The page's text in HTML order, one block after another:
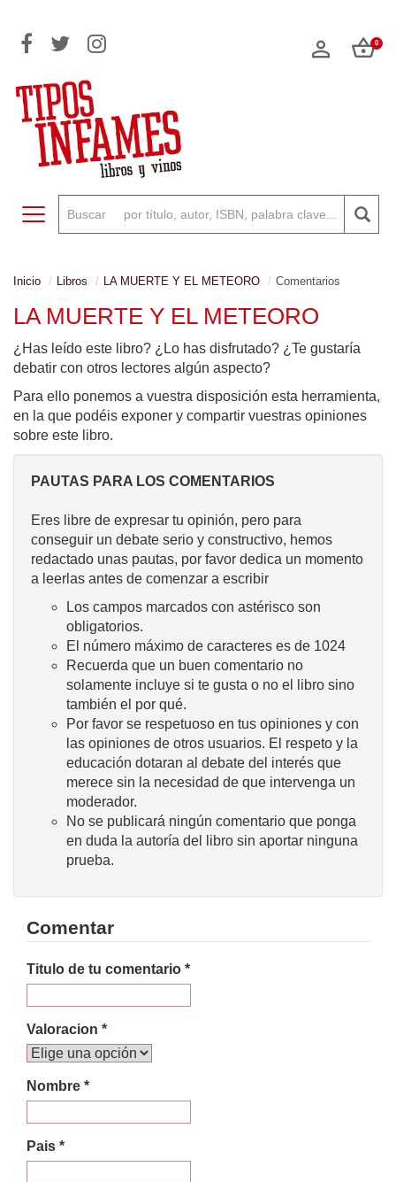
0
Toggle navigation
Inicio Libros LA MUERTE Y EL METEORO Comentarios
LA MUERTE Y EL METEORO
¿Has leído este libro? ¿Lo has disfrutado? ¿Te gustaría
debatir con otros lectores algún aspecto?
Para ello ponemos a vuestra disposición esta herramienta,
en la que podéis exponer y compartir vuestras opiniones
sobre este libro.
PAUTAS PARA LOS COMENTARIOS
Eres libre de expresar tu opinión, pero para
conseguir un debate serio y constructivo, hemos
redactado unas pautas, por favor dedica un momento
a leerlas antes de comenzar a escribir
Los campos marcados con astérisco son
obligatorios.
El número máximo de caracteres es de 1024
Recuerda que un buen comentario no
solamente incluye si te gusta o no el libro sino
también el por qué.
Por favor se respetuoso en tus opiniones y con
las opiniones de otros usuarios. El respeto y la
educación dotaran al debate del interés que
merece sin la necesidad de que intervenga un
moderador.
No se publicará ningún comentario que ponga
en duda la autoría del libro sin aportar ninguna
prueba.
Comentar
Titulo de tu comentario *
Valoracion *
Nombre *
Pais *